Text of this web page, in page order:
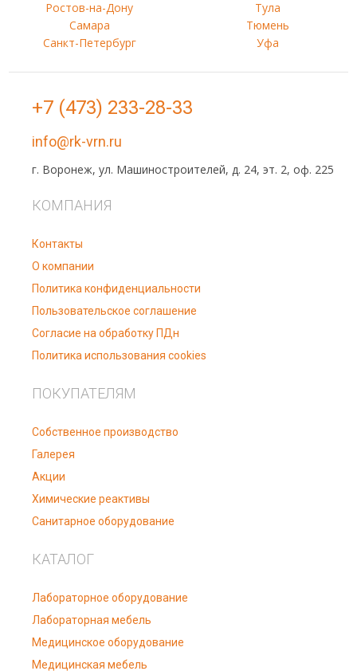
Ростов-на-Дону
Самара
Санкт-Петербург
Тула
Тюмень
Уфа
+7 (473) 233-28-33
info@rk-vrn.ru
г. Воронеж, ул. Машиностроителей, д. 24, эт. 2, оф. 225
КОМПАНИЯ
Контакты
О компании
Политика конфиденциальности
Пользовательское соглашение
Согласие на обработку ПДн
Политика использования cookies
ПОКУПАТЕЛЯМ
Собственное производство
Галерея
Акции
Химические реактивы
Санитарное оборудование
КАТАЛОГ
Лабораторное оборудование
Лабораторная мебель
Медицинское оборудование
Медицинская мебель